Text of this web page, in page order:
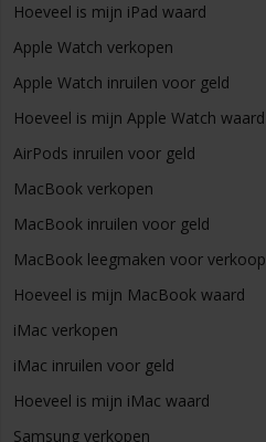
Hoeveel is mijn iPad waard
Apple Watch verkopen
Apple Watch inruilen voor geld
Hoeveel is mijn Apple Watch waard
AirPods inruilen voor geld
MacBook verkopen
MacBook inruilen voor geld
MacBook leegmaken voor verkoop
Hoeveel is mijn MacBook waard
iMac verkopen
iMac inruilen voor geld
Hoeveel is mijn iMac waard
Samsung verkopen